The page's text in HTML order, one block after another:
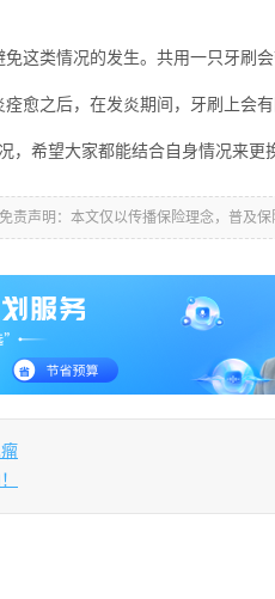
类情况的发生。共用一只牙刷会
之后，在发炎期间，牙刷上会
希望大家都能结合自身情况来更
免责声明：本文仅以传播保险理念，普及